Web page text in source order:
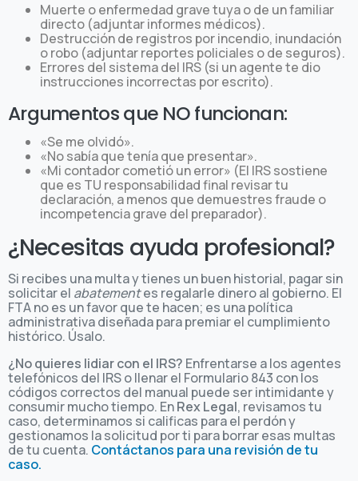
Muerte o enfermedad grave tuya o de un familiar
directo (adjuntar informes médicos).
Destrucción de registros por incendio, inundación
o robo (adjuntar reportes policiales o de seguros).
Errores del sistema del IRS (si un agente te dio
instrucciones incorrectas por escrito).
Argumentos que NO funcionan:
«Se me olvidó».
«No sabía que tenía que presentar».
«Mi contador cometió un error» (El IRS sostiene
que es TU responsabilidad final revisar tu
declaración, a menos que demuestres fraude o
incompetencia grave del preparador).
¿Necesitas ayuda profesional?
Si recibes una multa y tienes un buen historial, pagar sin
solicitar el abatementes regalarle dinero al gobierno. El
FTA no es un favor que te hacen; es una política
administrativa diseñada para premiar el cumplimiento
histórico. Úsalo.
¿No quieres lidiar con el IRS? Enfrentarse a los agentes
telefónicos del IRS o llenar el Formulario 843 con los
códigos correctos del manual puede ser intimidante y
consumir mucho tiempo. EnRex Legal, revisamos tu
caso, determinamos si calificas para el perdón y
gestionamos la solicitud por ti para borrar esas multas
de tu cuenta. Contáctanos para una revisión de tu
caso.